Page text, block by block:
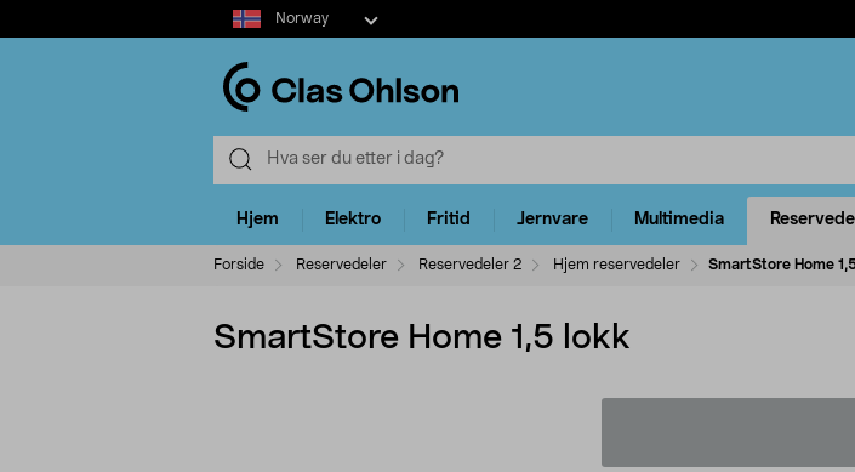
Select
market
Norway
Hjem Elektro Fritid Jernvare Multimedia
Forside Reservedeler Reservedeler 2 Hjem reservedeler SmartStore Home
SmartStore Home 1,5 lokk